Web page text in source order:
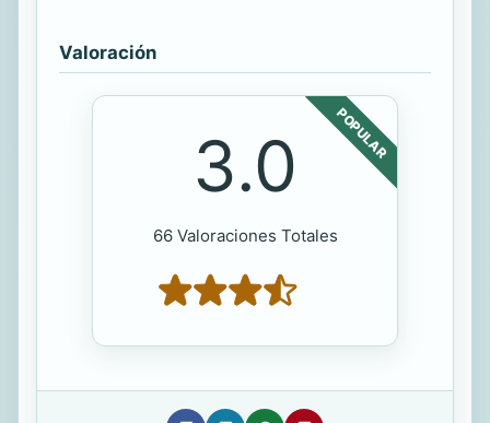
Valoración
POPULAR
3.0
66 Valoraciones Totales